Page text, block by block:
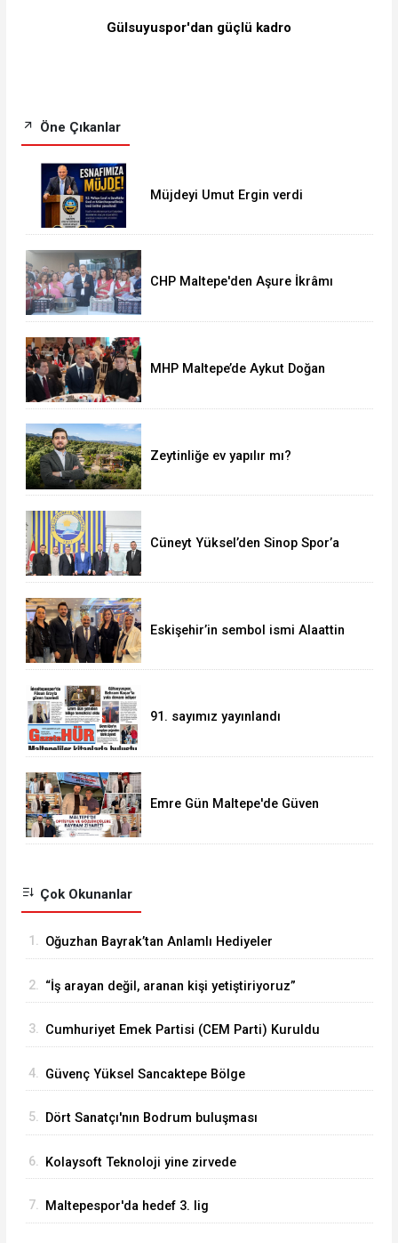
Gülsuyuspor'dan güçlü kadro
Öne Çıkanlar
Müjdeyi Umut Ergin verdi
CHP Maltepe'den Aşure İkrâmı
MHP Maltepe’de Aykut Doğan
Zeytinliğe ev yapılır mı?
Cüneyt Yüksel’den Sinop Spor’a
Eskişehir’in sembol ismi Alaattin
91. sayımız yayınlandı
Emre Gün Maltepe'de Güven
Çok Okunanlar
1. Oğuzhan Bayrak’tan Anlamlı Hediyeler
2. “İş arayan değil, aranan kişi yetiştiriyoruz”
3. Cumhuriyet Emek Partisi (CEM Parti) Kuruldu
4. Güvenç Yüksel Sancaktepe Bölge
5. Dört Sanatçı'nın Bodrum buluşması
6. Kolaysoft Teknoloji yine zirvede
7. Maltepespor'da hedef 3. lig